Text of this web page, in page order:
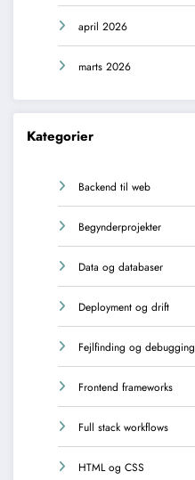
april 2026
marts 2026
Kategorier
Backend til web
Begynderprojekter
Data og databaser
Deployment og drift
Fejlfinding og debugging
Frontend frameworks
Full stack workflows
HTML og CSS